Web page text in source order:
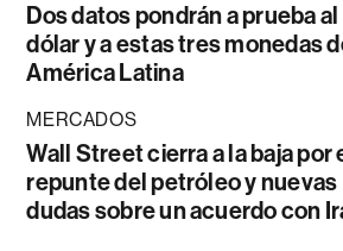
Dos datos pondrán a prueba al
dólar y a estas tres monedas
América Latina
MERCADOS
Wall Street cierra a la baja por
repunte del petróleo y nuevas
dudas sobre un acuerdo con